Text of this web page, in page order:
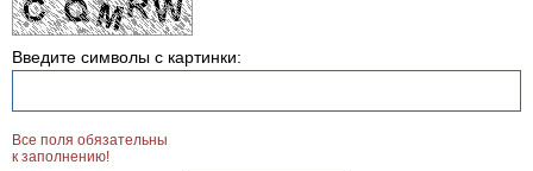
Введите символы с картинки:
Все поля обязательны
к заполнению!